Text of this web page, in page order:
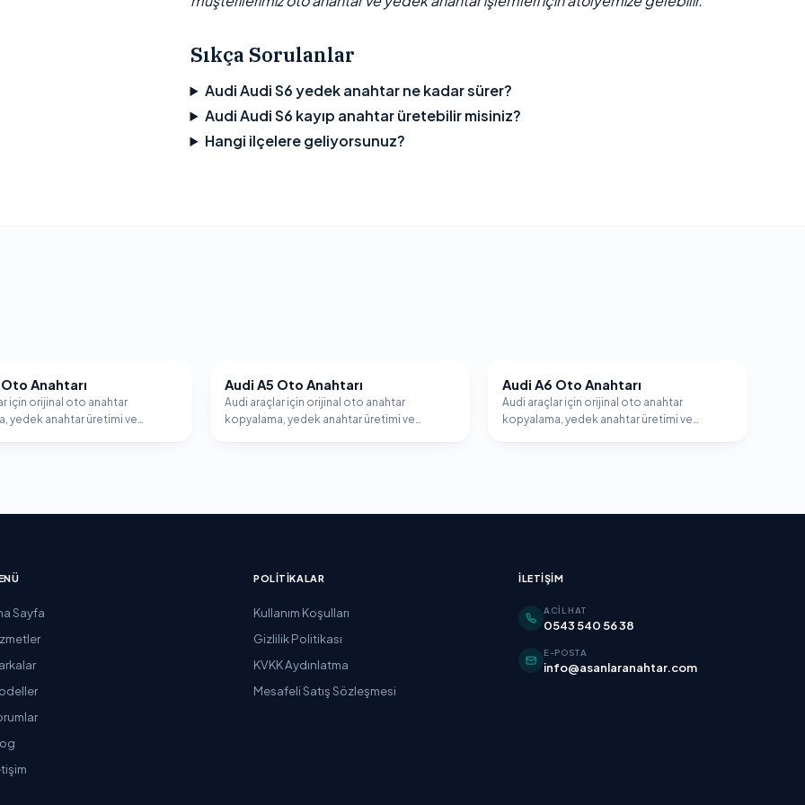
Sıkça Sorulanlar
Audi Audi S6 yedek anahtar ne kadar sürer?
Audi Audi S6 kayıp anahtar üretebilir misiniz?
Hangi ilçelere geliyorsunuz?
Anahtarı
için orijinal oto anahtar
yedek anahtar üretimi ve
AUDI
Audi A5 Oto Anahtarı
Audi araçlar için orijinal oto anahtar
kopyalama, yedek anahtar üretimi ve
AUDI
Audi A6 Oto Anahtarı
Audi araçlar için orijinal oto anahtar
kopyalama, yedek anahtar üretimi ve
Sayfa
POLITIKALAR
Kullanım Koşulları
Gizlilik Politikası
KVKK Aydınlatma
Mesafeli Satış Sözleşmesi
İLETIŞIM
ACIL HAT
0543 540 56 38
E-POSTA
info@asanlaranahtar.com